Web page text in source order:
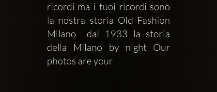
ricordi ma i tuoi ricordi sono
la nostra storia Old Fashion
Milano  dal 1933 la storia
della Milano by night Our
photos are your